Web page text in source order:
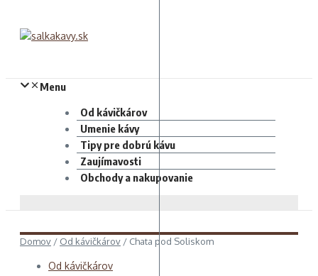
Menu
Od kávičkárov
Umenie kávy
Tipy pre dobrú kávu
Zaujímavosti
Obchody a nakupovanie
Domov / Od kávičkárov / Chata pod Soliskom
Od kávičkárov